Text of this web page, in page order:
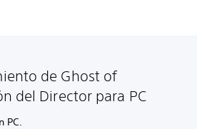
de Ghost of
del Director para PC
PC.